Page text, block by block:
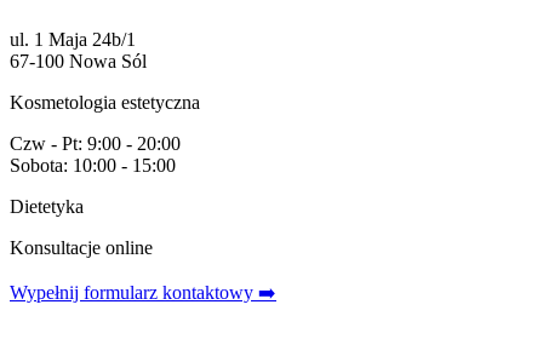
ul. 1 Maja 24b/1
67-100 Nowa Sól
Kosmetologia estetyczna
Czw - Pt: 9:00 - 20:00
Sobota: 10:00 - 15:00
Dietetyka
Konsultacje online
Wypełnij formularz kontaktowy ➡️